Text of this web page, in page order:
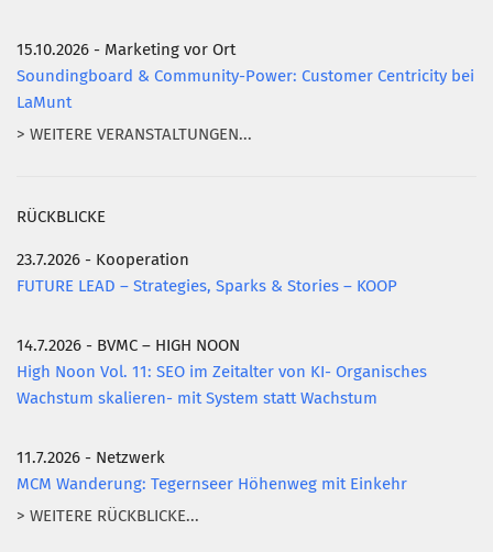
15.10.2026 - Marketing vor Ort
Soundingboard & Community-Power: Customer Centricity bei
LaMunt
> WEITERE VERANSTALTUNGEN...
RÜCKBLICKE
23.7.2026 - Kooperation
FUTURE LEAD – Strategies, Sparks & Stories – KOOP
14.7.2026 - BVMC – HIGH NOON
High Noon Vol. 11: SEO im Zeitalter von KI- Organisches
Wachstum skalieren- mit System statt Wachstum
11.7.2026 - Netzwerk
MCM Wanderung: Tegernseer Höhenweg mit Einkehr
> WEITERE RÜCKBLICKE...